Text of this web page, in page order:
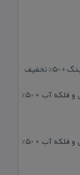
لیست هتل آپارتمان های مشهد در هتل خیابان طبرسی و فلکه آب + 50%
لیست هتل آپارتمان های مشهد در هتل خیابان طبرسی و فلکه آب + 50%